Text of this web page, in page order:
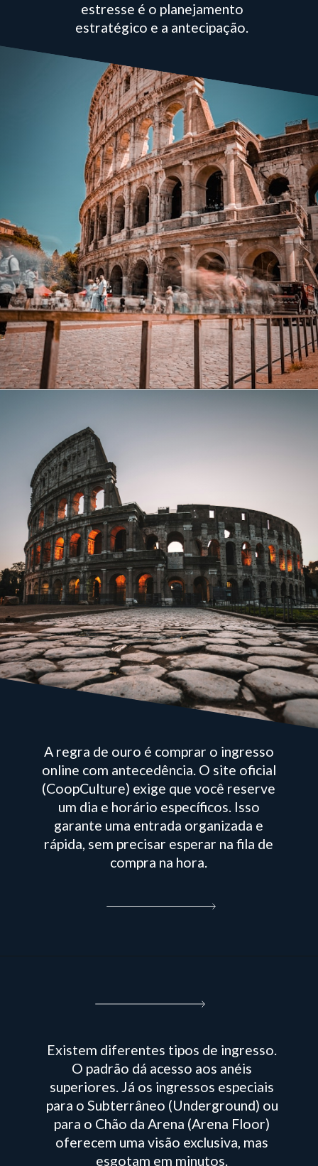
estresse é o planejamento
estratégico e a antecipação.
A regra de ouro é comprar o ingresso
online com antecedência. O site oficial
(CoopCulture) exige que você reserve
um dia e horário específicos. Isso
garante uma entrada organizada e
rápida, sem precisar esperar na fila de
compra na hora.
Existem diferentes tipos de ingresso.
O padrão dá acesso aos anéis
superiores. Já os ingressos especiais
para o Subterrâneo (Underground) ou
para o Chão da Arena (Arena Floor)
oferecem uma visão exclusiva, mas
esgotam em minutos.